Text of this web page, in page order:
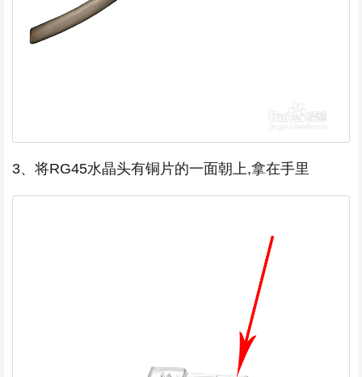
3、将RG45水晶头有铜片的一面朝上,拿在手里